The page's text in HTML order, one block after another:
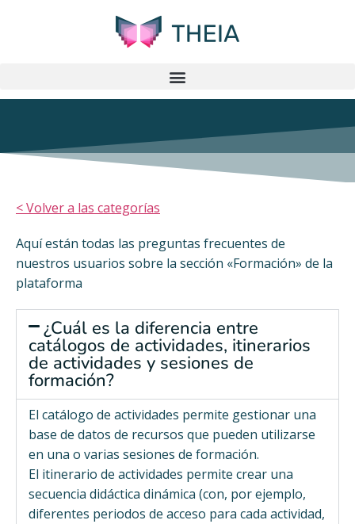
< Volver a las categorías
Aquí están todas las preguntas frecuentes de
nuestros usuarios sobre la sección «Formación» de la
plataforma
¿Cuál es la diferencia entre
catálogos de actividades, itinerarios
de actividades y sesiones de
formación?
El catálogo de actividades permite gestionar una
base de datos de recursos que pueden utilizarse
en una o varias sesiones de formación.
El itinerario de actividades permite crear una
secuencia didáctica dinámica (con, por ejemplo,
diferentes periodos de acceso para cada actividad,